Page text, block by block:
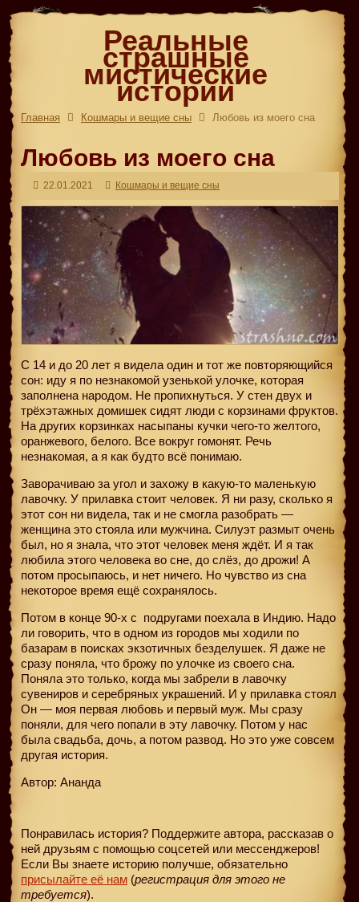
Реальные
страшные
мистические
истории
Главная Кошмары и вещие сны Любовь из моего сна
Любовь из моего сна
22.01.2021 Кошмары и вещие сны
С 14 и до 20 лет я видела один и тот же повторяющийся
сон: иду я по незнакомой узенькой улочке, которая
заполнена народом. Не пропихнуться. У стен двух и
трёхэтажных домишек сидят люди с корзинами фруктов.
На других корзинках насыпаны кучки чего-то желтого,
оранжевого, белого. Все вокруг гомонят. Речь
незнакомая, а я как будто всё понимаю.
Заворачиваю за угол и захожу в какую-то маленькую
лавочку. У прилавка стоит человек. Я ни разу, сколько я
этот сон ни видела, так и не смогла разобрать —
женщина это стояла или мужчина. Силуэт размыт очень
был, но я знала, что этот человек меня ждёт. И я так
любила этого человека во сне, до слёз, до дрожи! А
потом просыпаюсь, и нет ничего. Но чувство из сна
некоторое время ещё сохранялось.
Потом в конце 90-х с подругами поехала в Индию. Надо
ли говорить, что в одном из городов мы ходили по
базарам в поисках экзотичных безделушек. Я даже не
сразу поняла, что брожу по улочке из своего сна.
Поняла это только, когда мы забрели в лавочку
сувениров и серебряных украшений. И у прилавка стоял
Он — моя первая любовь и первый муж. Мы сразу
поняли, для чего попали в эту лавочку. Потом у нас
была свадьба, дочь, а потом развод. Но это уже совсем
другая история.
Автор: Ананда
Понравилась история? Поддержите автора, рассказав о
ней друзьям с помощью соцсетей или мессенджеров!
Если Вы знаете историю получше, обязательно
присылайте её нам (регистрация для этого не
требуется).